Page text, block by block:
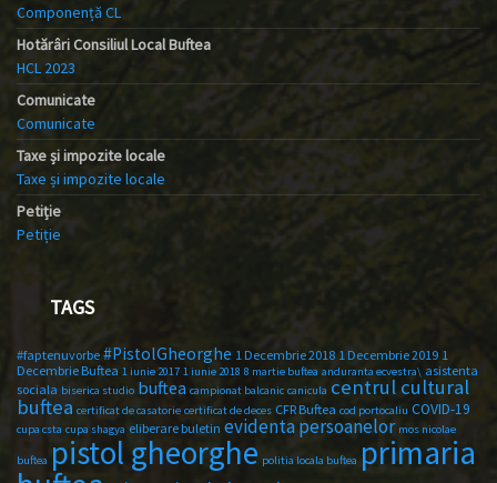
Componență CL
Hotărâri Consiliul Local Buftea
HCL 2023
Comunicate
Comunicate
Taxe și impozite locale
Taxe și impozite locale
Petiție
Petiție
TAGS
#faptenuvorbe #PistolGheorghe 1 Decembrie 2018 1 Decembrie 2019 1
Decembrie Buftea 1 iunie 2017 1 iunie 2018 8 martie buftea anduranta ecvestra\ asistenta
sociala biserica studio buftea campionat balcanic canicula centrul cultural
buftea certificat de casatorie certificat de deces CFR Buftea cod portocaliu COVID-19
cupa csta cupa shagya eliberare buletin evidenta persoanelor mos nicolae
buftea pistol gheorghe politia locala buftea primaria